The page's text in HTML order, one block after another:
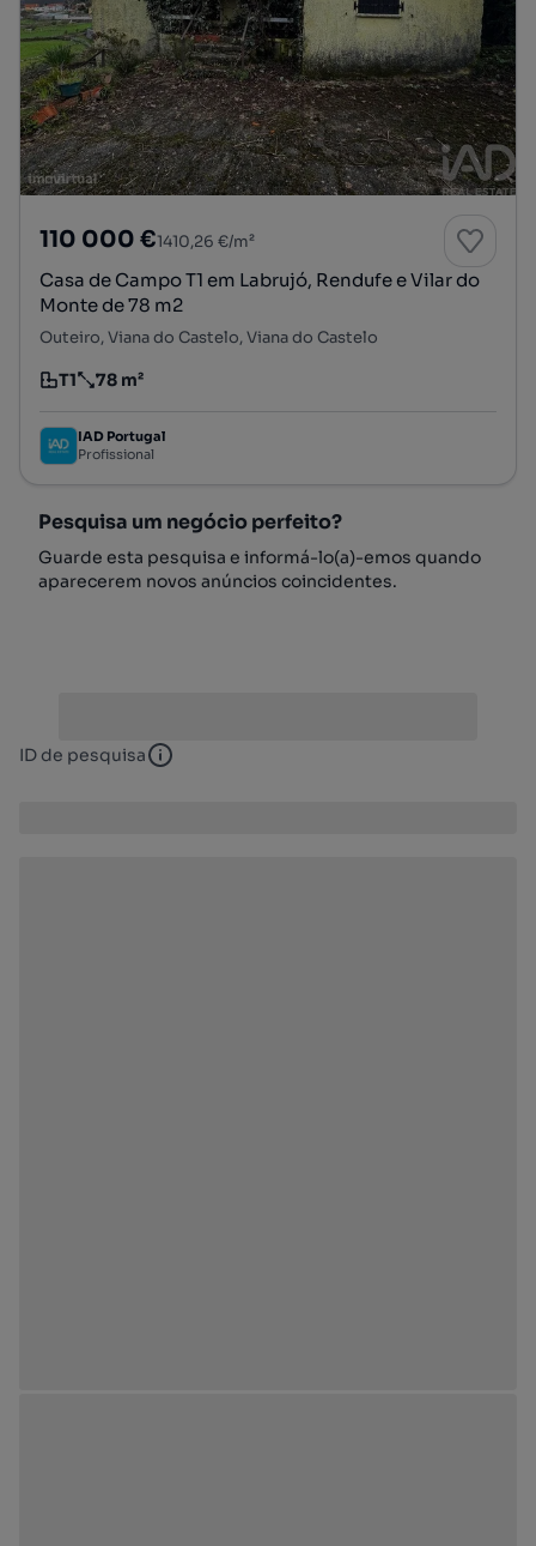
110 000 €1410,26 €/m²
Casa de Campo T1 em Labrujó, Rendufe e Vilar do
Monte de 78 m2
Outeiro, Viana do Castelo, Viana do Castelo
Tipologia
T1
Preço por metro quadrado
78 m²
IAD Portugal
Profissional
Pesquisa um negócio perfeito?
Guarde esta pesquisa e informá-lo(a)-emos quando
aparecerem novos anúncios coincidentes.
ID de pesquisa ID de pesquisa